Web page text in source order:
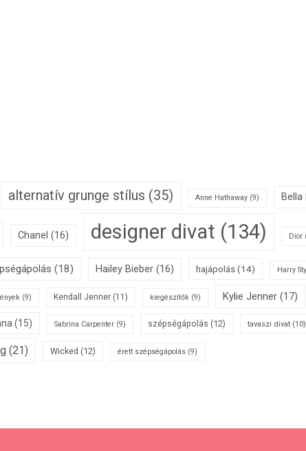
alternatív grunge stílus (35) Anne Hathaway (9) Bella
Chanel (16) designer divat (134) Dior
(18) Hailey Bieber (16) hajápolás(14) Harry
(9) Kendall Jenner (11) kiegészítők (9) Kylie Jenner (17)
(15) Sabrina Carpenter (9) szépségápolás (12) tavaszi divat (10)
(21) Wicked (12) érett szépségápolás (9)